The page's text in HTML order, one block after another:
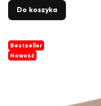
Do koszyka
Bestseller
Nowość